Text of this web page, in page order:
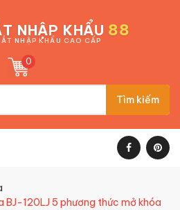
NHẬP KHẨU 88
NHẬP KHẨU CAO CẤP
0
Tìm kiếm
BJ-120LJ 5 phương thức mở khóa